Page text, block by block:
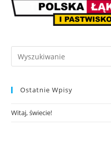
Ostatnie Wpisy
Witaj, świecie!